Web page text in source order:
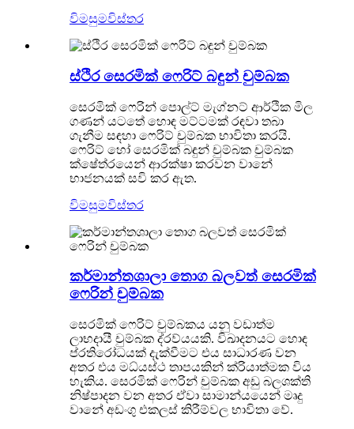
විමසුමවිස්තර
ස්ථිර සෙරමික් ෆෙරිට් බඳුන් චුම්බක
සෙරමික් ෆෙරින් පොල්ට් මැග්නට් ආර්ථික මිල
ගණන් යටතේ හොඳ මට්ටමක් රඳවා තබා
ගැනීම සඳහා ෆෙරිට් චුම්බක භාවිතා කරයි.
ෆෙරිට් හෝ සෙරමික් බඳුන් චුම්බක චුම්බක
ක්ෂේත්රයෙන් ආරක්ෂා කරවන වානේ
භාජනයක් සවි කර ඇත.
විමසුමවිස්තර
කර්මාන්තශාලා තොග බලවත් සෙරමික්
ෆෙරින් චුම්බක
සෙරමික් ෆෙරිට් චුම්බකය යනු වඩාත්ම
ලාභදායී චුම්බක ද්රව්යයකි. විඛාදනයට හොඳ
ප්රතිරෝධයක් දැක්වීමට එය සාධාරණ වන
අතර එය මධ්යස්ථ තාපයකින් ක්රියාත්මක විය
හැකිය. සෙරමික් ෆෙරින් චුම්බක අඩු බලශක්ති
නිෂ්පාදන වන අතර ඒවා සාමාන්යයෙන් මෘදු
වානේ අඩංගු එකලස් කිරීම්වල භාවිතා වේ.